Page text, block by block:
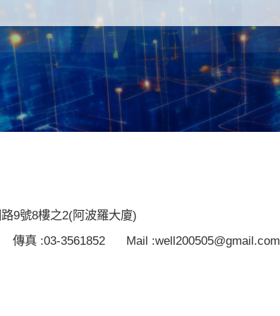
9號8樓之2(阿波羅大廈)
真 :03-3561852
Mail :well200505@gmail.com